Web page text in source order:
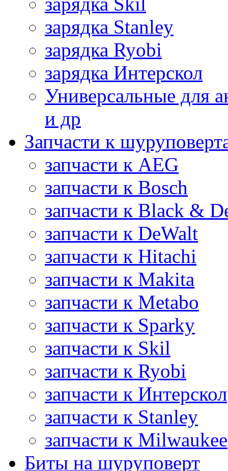
зарядка Stanley
зарядка Ryobi
зарядка Интерскол
Универсальные для
и др
Запчасти к
запчасти к AEG
запчасти к Bosch
запчасти к Black &
запчасти к DeWalt
запчасти к Hitachi
запчасти к Makita
запчасти к Metabo
запчасти к Sparky
запчасти к Skil
запчасти к Ryobi
запчасти к Интерскол
запчасти к Stanley
запчасти к Milwaukee
Биты на шуруповерт